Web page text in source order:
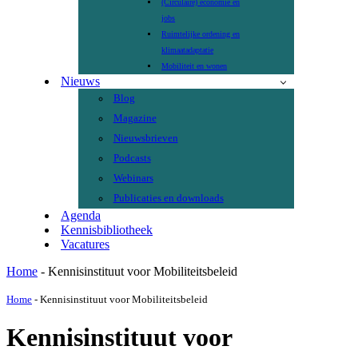
(Circulaire) economie en
jobs
Ruimtelijke ordening en
klimaatadaptatie
Mobiliteit en wonen
Nieuws
Blog
Magazine
Nieuwsbrieven
Podcasts
Webinars
Publicaties en downloads
Agenda
Kennisbibliotheek
Vacatures
Home - Kennisinstituut voor Mobiliteitsbeleid
Home - Kennisinstituut voor Mobiliteitsbeleid
Kennisinstituut voor